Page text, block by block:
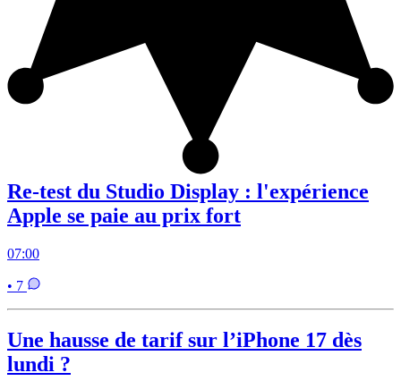
Re-test du Studio Display : l'expérience
Apple se paie au prix fort
07:00
• 7
Une hausse de tarif sur l’iPhone 17 dès
lundi ?